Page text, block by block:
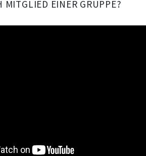
MITGLIED EINER GRUPPE?